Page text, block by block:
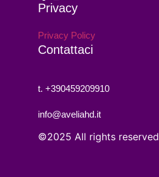
Privacy
Privacy Policy
Contattaci
t. +390459209910
info@aveliahd.it
©2025 All rights reserved